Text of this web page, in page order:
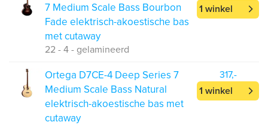
7 Medium Scale Bass Bourbon
Fade elektrisch-akoestische bas
met cutaway
22 - 4 - gelamineerd
1 winkel
Ortega D7CE-4 Deep Series 7
Medium Scale Bass Natural
elektrisch-akoestische bas met
cutaway
317,-
1 winkel